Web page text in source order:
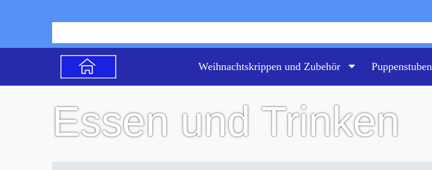
Weihnachtskrippen und Zubehör Puppenstuben
Essen und Trinken